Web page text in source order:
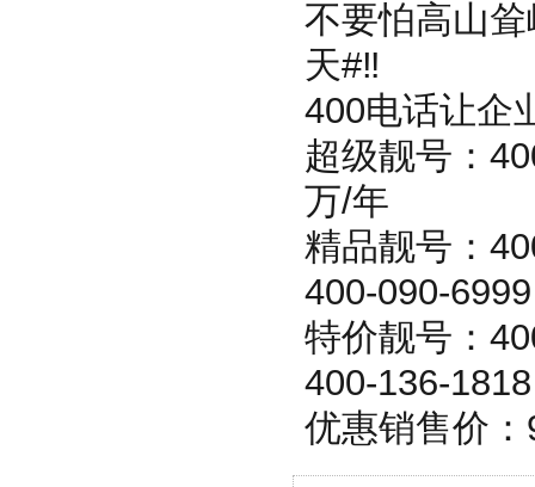
不要怕高山
天#‼
400电话让企
超级靓号：
万/年
精品靓号：
400-090-
特价靓号：
400-136-
优惠销售价